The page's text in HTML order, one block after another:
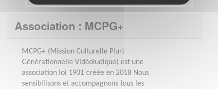
Association : MCPG+
MCPG+ (Mission Culturelle Pluri
Générationnelle Vidéoludique) est une
association loi 1901 créée en 2018 Nous
sensibilisons et accompagnons tous les